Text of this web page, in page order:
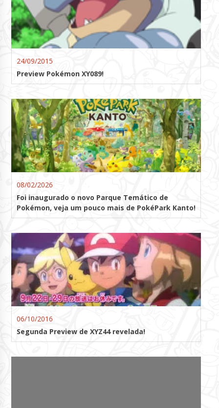
24/09/2015
Preview Pokémon XY089!
08/02/2026
Foi inaugurado o novo Parque Temático de
Pokémon, veja um pouco mais de PokéPark Kanto!
06/10/2016
Segunda Preview de XYZ44 revelada!